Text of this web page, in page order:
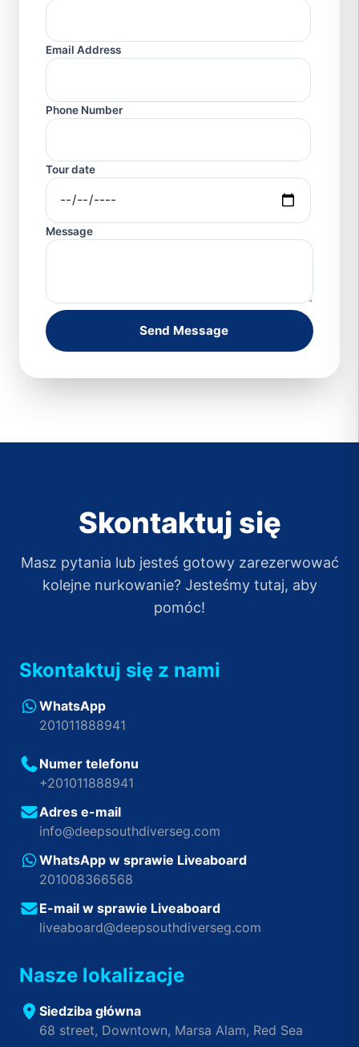
Email Address
Phone Number
Tour date
Message
Send Message
Skontaktuj się
Masz pytania lub jesteś gotowy zarezerwować
kolejne nurkowanie? Jesteśmy tutaj, aby
pomóc!
Skontaktuj się z nami
WhatsApp
201011888941
Numer telefonu
+201011888941
Adres e-mail
info@deepsouthdiverseg.com
WhatsApp w sprawie Liveaboard
201008366568
E-mail w sprawie Liveaboard
liveaboard@deepsouthdiverseg.com
Nasze lokalizacje
Siedziba główna
68 street, Downtown, Marsa Alam, Red Sea